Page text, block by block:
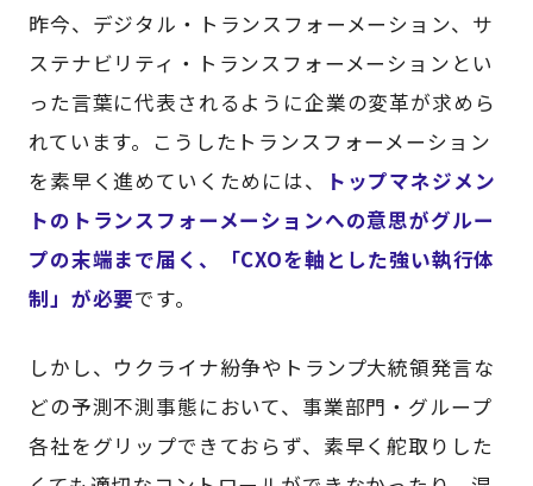
昨今、デジタル・トランスフォーメーション、サ
ステナビリティ・トランスフォーメーションとい
った言葉に代表されるように企業の変革が求めら
れています。こうしたトランスフォーメーション
を素早く進めていくためには、
トップマネジメン
トのトランスフォーメーションへの意思がグルー
プの末端まで届く、「CXOを軸とした強い執行体
制」が必要です。
しかし、ウクライナ紛争やトランプ大統領発言な
どの予測不測事態において、事業部門・グループ
各社をグリップできておらず、素早く舵取りした